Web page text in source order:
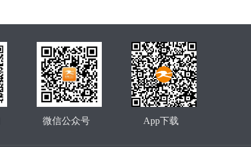
App下载
微信公众号